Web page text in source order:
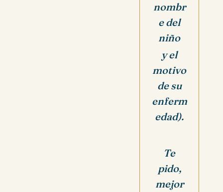
nombr
e del
niño
y el
motivo
de su
enferm
edad).
Te
pido,
mejor